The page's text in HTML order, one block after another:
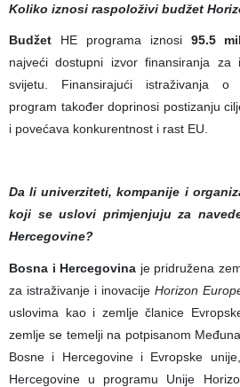
Koliko iznosi raspoloživi budžet
Budžet HE programa iznosi 95.5
najveći dostupni izvor finansiranja za
svijetu. Finansirajući istraživanja o
program također doprinosi postizanju
i povećava konkurentnost i rast EU.
Da li univerziteti, kompanije i
koji se uslovi primjenjuju za
Hercegovine?
Bosna i Hercegovina je pridružena
za istraživanje i inovacije Horizon
uslovima kao i zemlje članice
zemlje se temelji na potpisanom
Bosne i Hercegovine i Evropske
Hercegovine u programu Unije